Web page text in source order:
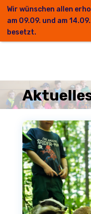
Wir wünschen allen
am 09.09. und am
besetzt.